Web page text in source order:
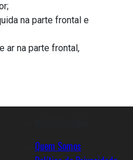
na parte frontal e
ar na parte frontal,
Quem Somos